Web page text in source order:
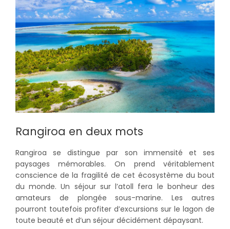
Rangiroa en deux mots
Rangiroa se distingue par son immensité et ses
paysages mémorables. On prend véritablement
conscience de la fragilité de cet écosystème du bout
du monde. Un séjour sur l’atoll fera le bonheur des
amateurs de plongée sous-marine. Les autres
pourront toutefois profiter d’excursions sur le lagon de
toute beauté et d’un séjour décidément dépaysant.